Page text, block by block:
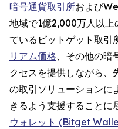
暗号通貨取引所および
地域で1億2,000万人以上
ているビットゲット取引
リアム価格、その他の暗
クセスを提供しながら、
の取引ソリューションに
きるよう支援することに
ウォレット (Bitget